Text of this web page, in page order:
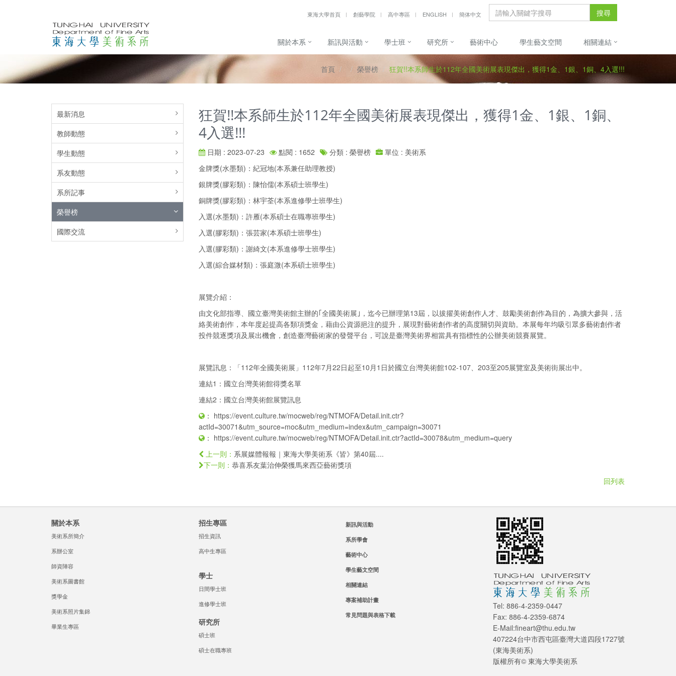
東海大學首頁 創藝學院 高中專區 ENGLISH 簡体中文 搜尋
關於本系 新訊與活動 學士班 研究所 藝術中心 學生藝文空間 相關連結
首頁 榮譽榜 狂賀!!本系師生於112年全國美術展表現傑出，獲得1金、1銀、1銅、4入選!!!
最新消息
教師動態
學生動態
系友動態
系所記事
榮譽榜
國際交流
狂賀!!本系師生於112年全國美術展表現傑出，獲得1金、1銀、1銅、
4入選!!!
日期 : 2023-07-23 點閱 : 1652 分類 : 榮譽榜
單位 : 美術系
金牌獎(水墨類)：紀冠地(本系兼任助理教授)
銀牌獎(膠彩類)：陳怡儒(本系碩士班學生)
銅牌獎(膠彩類)：林宇荃(本系進修學士班學生)
入選(水墨類)：許雁(本系碩士在職專班學生)
入選(膠彩類)：張芸家(本系碩士班學生)
入選(膠彩類)：謝綺文(本系進修學士班學生)
入選(綜合媒材類)：張庭溦(本系碩士班學生)
展覽介紹：
由文化部指導、國立臺灣美術館主辦的｢全國美術展｣，迄今已辦理第13屆，以拔擢美術創作人才、鼓勵美術創作為目的，為擴大參與，活
絡美術創作，本年度起提高各類項獎金，藉由公資源挹注的提升，展現對藝術創作者的高度關切與資助。本展每年均吸引眾多藝術創作者
投件競逐獎項及展出機會，創造臺灣藝術家的發聲平台，可說是臺灣美術界相當具有指標性的公辦美術競賽展覽。
展覽訊息：「112年全國美術展」112年7月22日起至10月1日於國立台灣美術館102-107、203至205展覽室及美術街展出中。
連結1：國立台灣美術館得獎名單
連結2：國立台灣美術館展覽訊息
： https://event.culture.tw/mocweb/reg/NTMOFA/Detail.init.ctr?
actId=30071&utm_source=moc&utm_medium=index&utm_campaign=30071
： https://event.culture.tw/mocweb/reg/NTMOFA/Detail.init.ctr?actId=30078&utm_medium=query
上一則： 系展媒體報報｜東海大學美術系《皆》第40屆....
下一則： 恭喜系友葉治伸榮獲馬來西亞藝術獎項
回列表
關於本系
美術系所簡介
系辦公室
師資陣容
美術系圖書館
獎學金
美術系照片集錦
畢業生專區
招生專區
招生資訊
高中生專區
學士
日間學士班
進修學士班
研究所
碩士班
碩士在職專班
新訊與活動
系所學會
藝術中心
學生藝文空間
相關連結
專案補助計畫
常見問題與表格下載
Tel: 886-4-2359-0447
Fax: 886-4-2359-6874
E-Mail:fineart@thu.edu.tw
407224台中市西屯區臺灣大道四段1727號
(東海美術系)
版權所有© 東海大學美術系